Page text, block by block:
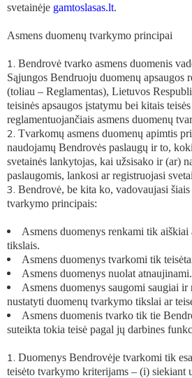
svetainėje gamtoslasas.lt.
Asmens duomenų tvarkymo principai
Bendrovė tvarko asmens duomenis
Sąjungos Bendruoju duomenų apsaugos
(toliau – Reglamentas), Lietuvos
teisinės apsaugos įstatymu bei kitais
reglamentuojančiais asmens duomenų
Tvarkomų asmens duomenų apimtis
naudojamų Bendrovės paslaugų ir to,
svetainės lankytojas, kai užsisako ir (ar)
paslaugomis, lankosi ar registruojasi
Bendrovė, be kita ko, vadovaujasi
tvarkymo principais:
Asmens duomenys renkami tik aiškiai
tikslais.
Asmens duomenys tvarkomi tik
Asmens duomenys nuolat atnaujinami.
Asmens duomenys saugomi saugiai
nustatyti duomenų tvarkymo tikslai ar
Asmens duomenis tvarko tik tie
suteikta tokia teisė pagal jų darbines
Duomenys Bendrovėje tvarkomi tik
teisėto tvarkymo kriterijams – (i) siekiant